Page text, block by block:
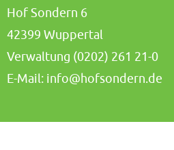
Hof Sondern 6
42399 Wuppertal
Verwaltung (0202) 261 21-0
E-Mail: info@hofsondern.de